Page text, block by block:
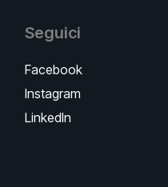
Seguici
Facebook
Instagram
LinkedIn